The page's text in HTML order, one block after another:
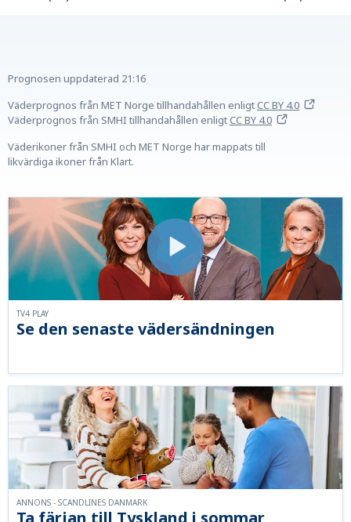
Prognosen uppdaterad 21:16
Väderprognos från MET Norge tillhandahållen enligtCC BY 4.0
Väderprognos från SMHI tillhandahållen enligtCC BY 4.0
Väderikoner från SMHI och MET Norge har mappats till
likvärdiga ikoner från Klart.
Se den senaste vädersändningen
TV4 PLAY
ANNONS - SCANDLINES DANMARK